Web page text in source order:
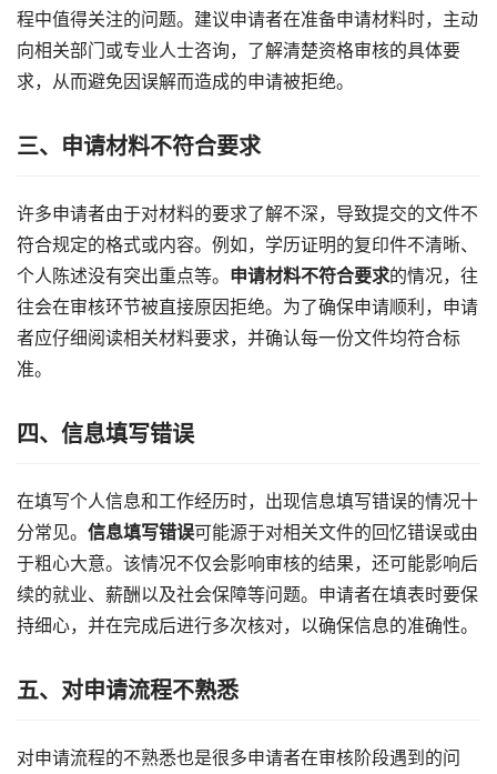
程中值得关注的问题。建议申请者在准备申请材料时，主动
向相关部门或专业人士咨询，了解清楚资格审核的具体要
求，从而避免因误解而造成的申请被拒绝。
三、申请材料不符合要求
许多申请者由于对材料的要求了解不深，导致提交的文件不
符合规定的格式或内容。例如，学历证明的复印件不清晰、
个人陈述没有突出重点等。 申请材料不符合要求的情况，往
往会在审核环节被直接原因拒绝。为了确保申请顺利，申请
者应仔细阅读相关材料要求，并确认每一份文件均符合标
准。
四、信息填写错误
在填写个人信息和工作经历时，出现信息填写错误的情况十
分常见。 信息填写错误可能源于对相关文件的回忆错误或由
于粗心大意。该情况不仅会影响审核的结果，还可能影响后
续的就业、薪酬以及社会保障等问题。申请者在填表时要保
持细心，并在完成后进行多次核对，以确保信息的准确性。
五、对申请流程不熟悉
对申请流程的不熟悉也是很多申请者在审核阶段遇到的问